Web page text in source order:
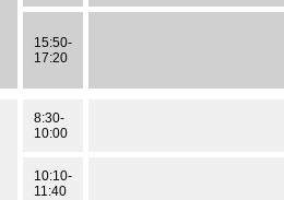
15:50-
17:20
8:30-
10:00
10:10-
11:40